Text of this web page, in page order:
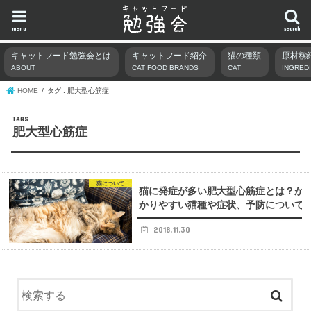
search
menu
キャットフード勉強会とは
ABOUT
キャットフード紹介
CAT FOOD BRANDS
猫の種類
CAT
原材料
HOME タグ : 肥大型心筋症
肥大型心筋症
猫について
猫に発症が多い肥大型心筋症とは？か
かりやすい猫種や症状、予防について
2018.11.30